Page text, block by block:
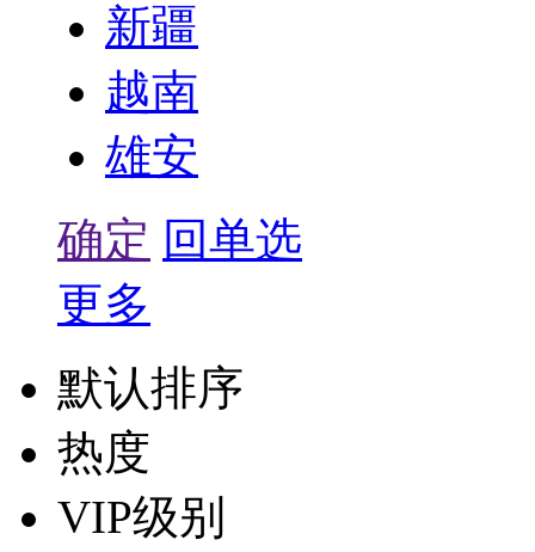
新疆
越南
雄安
确定 回单选
更多
默认排序
热度
VIP级别